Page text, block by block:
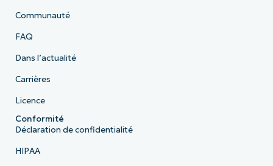
Communauté
FAQ
Dans l’actualité
Carrières
Licence
Conformité
Déclaration de confidentialité
HIPAA